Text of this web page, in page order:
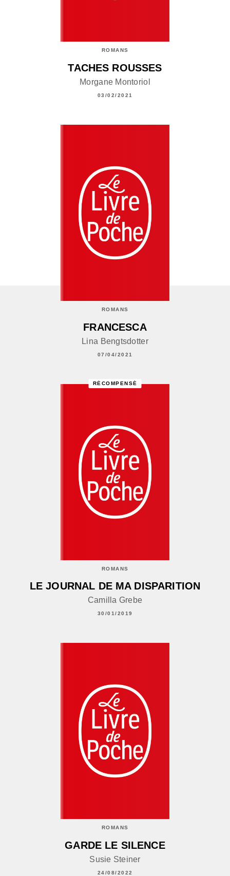
ROMANS
TACHES ROUSSES
Morgane Montoriol
03/02/2021
ROMANS
FRANCESCA
Lina Bengtsdotter
07/04/2021
RÉCOMPENSÉ
ROMANS
LE JOURNAL DE MA DISPARITION
Camilla Grebe
30/01/2019
ROMANS
GARDE LE SILENCE
Susie Steiner
24/08/2022